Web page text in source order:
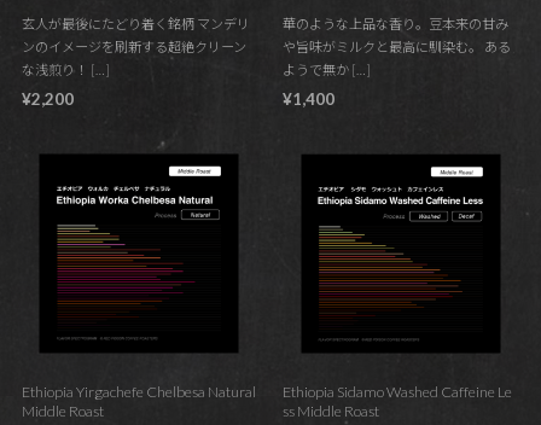
玄人が最後にたどり着く銘柄 マンデリ
ンのイメージを刷新する超絶クリーン
な浅煎り！ […]
¥2,200
華のような上品な香り。豆本来の甘み
や旨味がミルクと最高に馴染む。 ある
ようで無か […]
¥1,400
Ethiopia Yirgachefe Chelbesa Natural
Middle Roast
Ethiopia Sidamo Washed Caffeine Le
ss Middle Roast